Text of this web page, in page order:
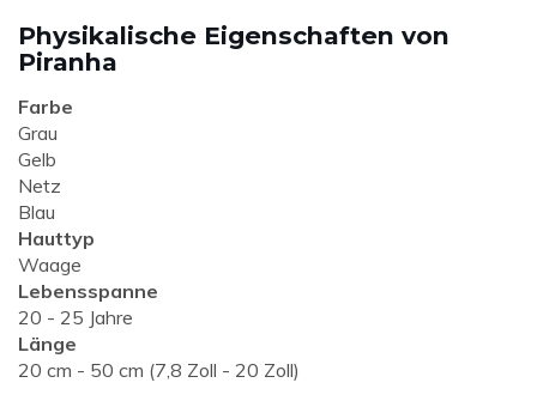
Physikalische Eigenschaften von
Piranha
Farbe
Grau
Gelb
Netz
Blau
Hauttyp
Waage
Lebensspanne
20 - 25 Jahre
Länge
20 cm - 50 cm (7,8 Zoll - 20 Zoll)